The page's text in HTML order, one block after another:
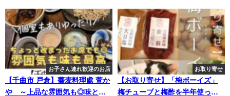
お子さん連れ歓迎のお店
【千曲市 戸倉】蕎麦料理處 萱か
や ～上品な雰囲気も◎味と雰
お取り寄せ
【お取り寄せ】「梅ボーイズ」
梅チューブと梅酢を半年使った